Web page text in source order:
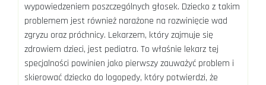
wypowiedzeniem poszczególnych głosek. Dziecko z takim
problemem jest również narażone na rozwinięcie wad
zgryzu oraz próchnicy. Lekarzem, który zajmuje się
zdrowiem dzieci, jest pediatra. To właśnie lekarz tej
specjalności powinien jako pierwszy zauważyć problem i
skierować dziecko do logopedy, który potwierdzi, że